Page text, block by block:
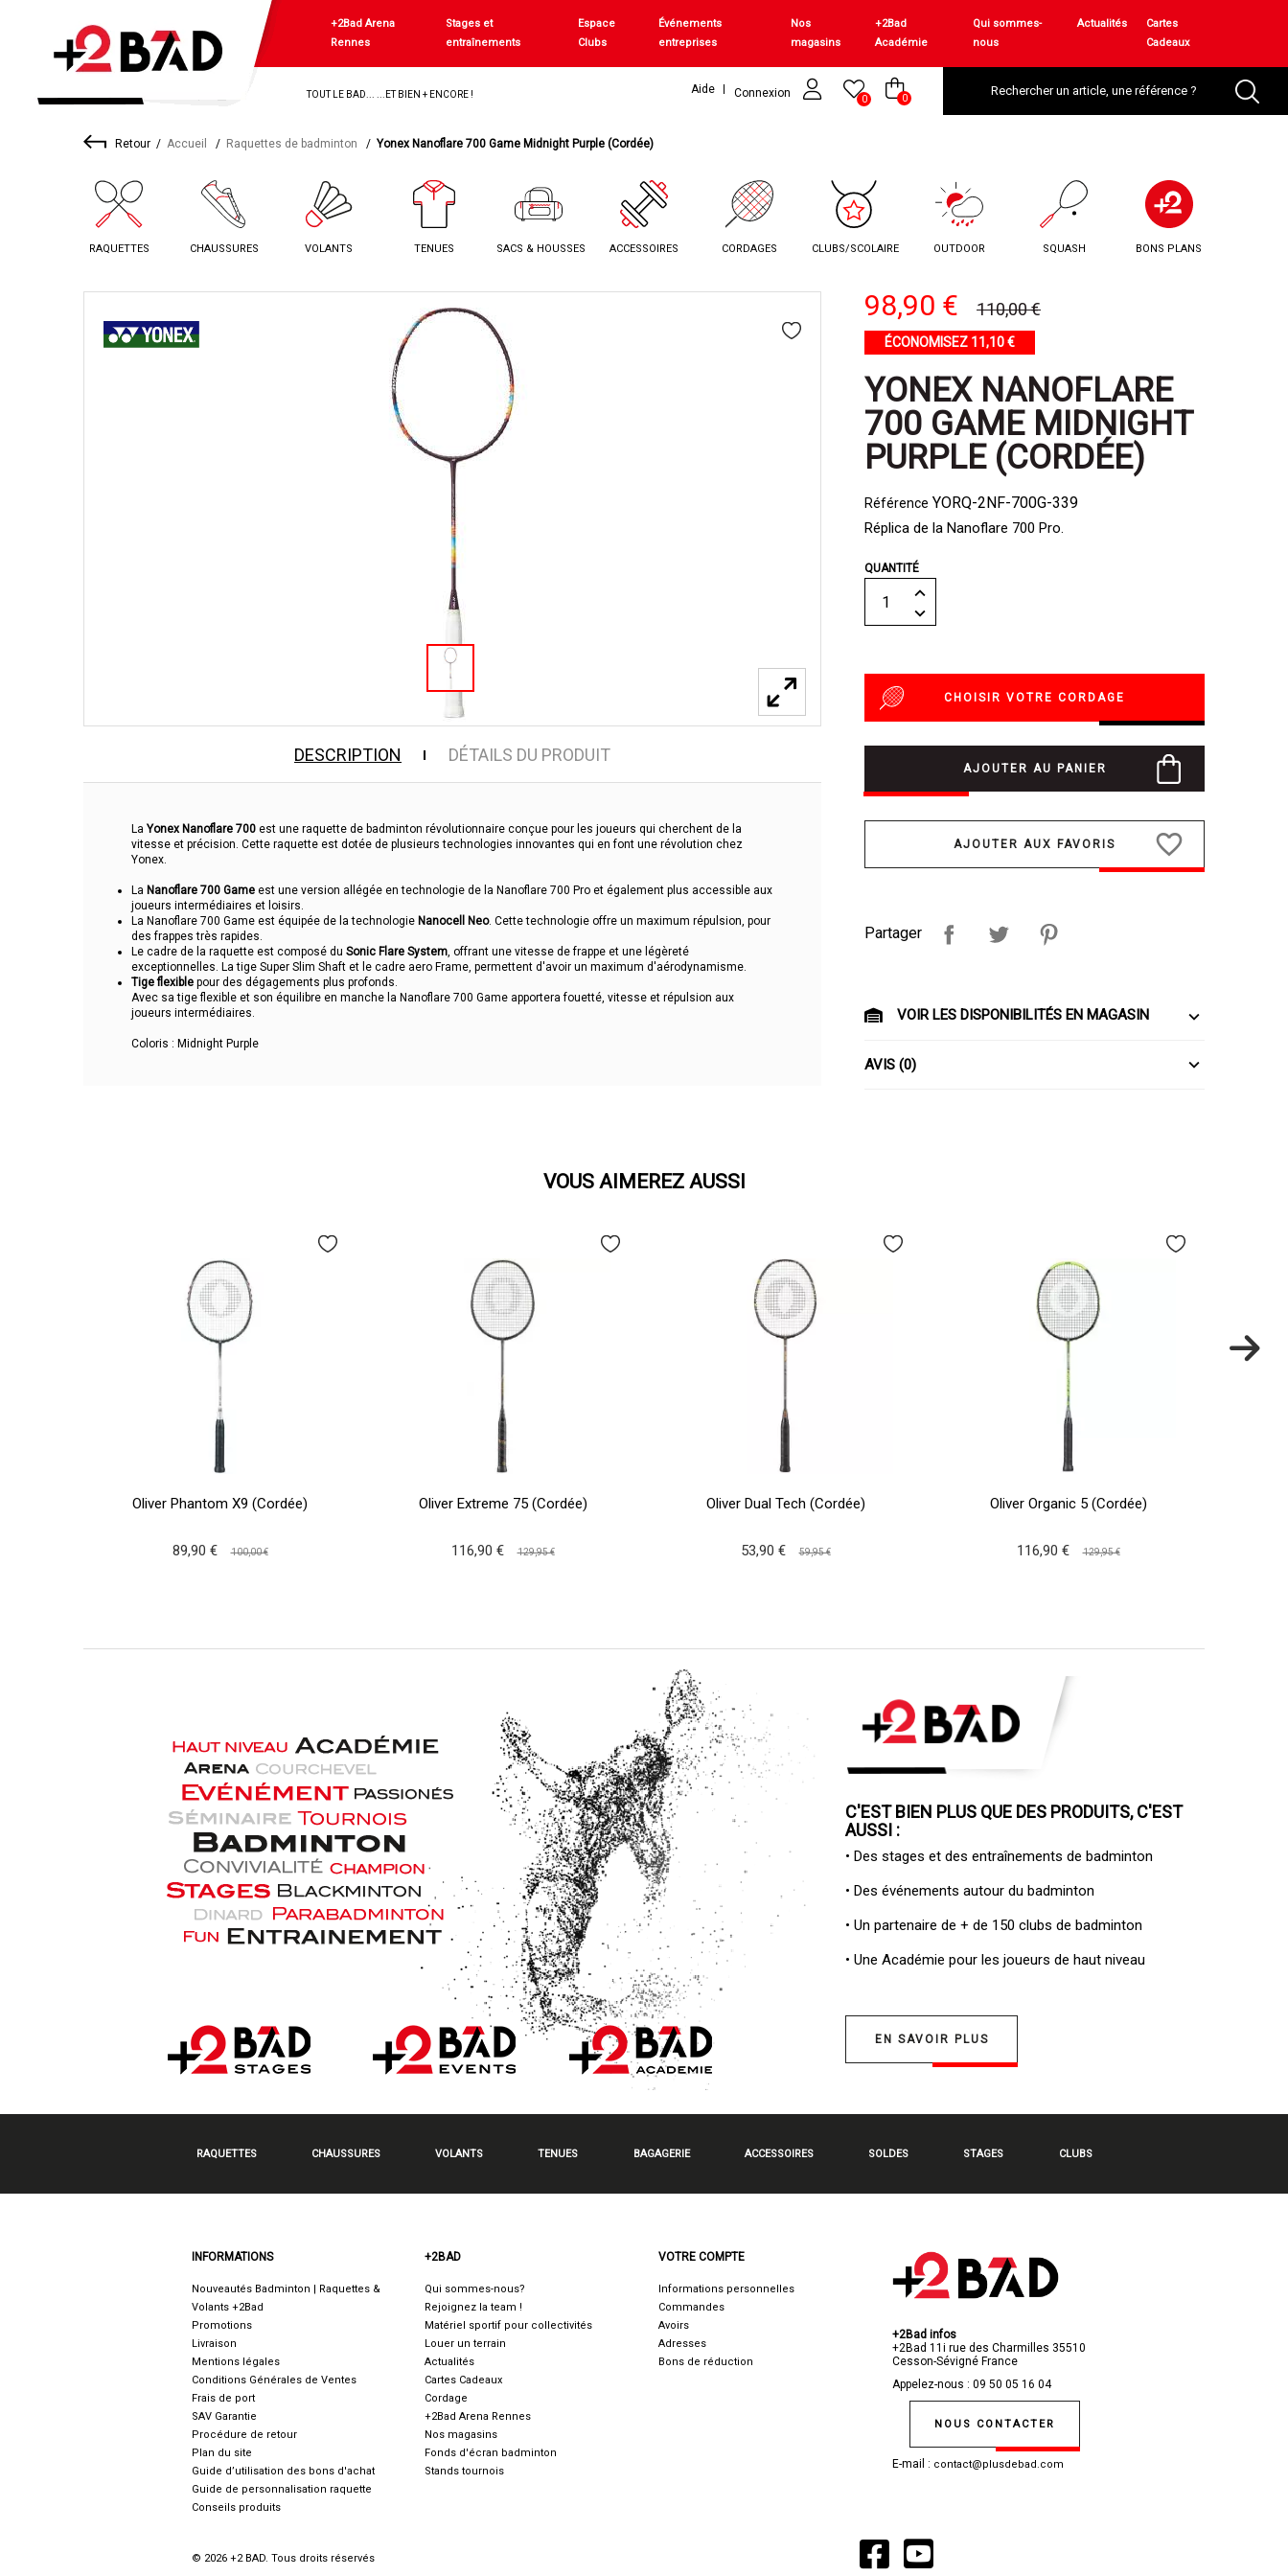
+2Bad Arena
Rennes
Stages et
entraînements
Espace
Clubs
Événements
entreprises
Nos
magasins
+2Bad
Académie
Qui sommes-
nous
Actualités
Cartes
Cadeaux
TOUT LE BAD... ...ET BIEN + ENCORE ! Aide Connexion 0 0
Retour Accueil Raquettes de badminton Yonex Nanoflare 700 Game Midnight Purple (Cordée)
RAQUETTES CHAUSSURES VOLANTS TENUES SACS & HOUSSES ACCESSOIRES CORDAGES CLUBS/SCOLAIRE OUTDOOR SQUASH BONS PLANS
DESCRIPTION DÉTAILS DU PRODUIT
La Yonex Nanoflare 700 est une raquette de badminton révolutionnaire conçue pour les joueurs qui cherchent de la
vitesse et précision. Cette raquette est dotée de plusieurs technologies innovantes qui en font une révolution chez
Yonex.
La Nanoflare 700 Game est une version allégée en technologie de la Nanoflare 700 Pro et également plus accessible aux
joueurs intermédiaires et loisirs.
La Nanoflare 700 Game est équipée de la technologie Nanocell Neo. Cette technologie offre un maximum répulsion, pour
des frappes très rapides.
Le cadre de la raquette est composé du Sonic Flare System, offrant une vitesse de frappe et une légèreté
exceptionnelles. La tige Super Slim Shaft et le cadre aero Frame, permettent d'avoir un maximum d'aérodynamisme.
Tige flexible pour des dégagements plus profonds.
Avec sa tige flexible et son équilibre en manche la Nanoflare 700 Game apportera fouetté, vitesse et répulsion aux
joueurs intermédiaires.
Coloris : Midnight Purple
98,90 € 110,00 €
ÉCONOMISEZ 11,10 €
YONEX NANOFLARE
700 GAME MIDNIGHT
PURPLE (CORDÉE)
Référence YORQ-2NF-700G-339
Réplica de la Nanoflare 700 Pro.
QUANTITÉ
CHOISIR VOTRE CORDAGE
AJOUTER AU PANIER
favorite_border
Partager
VOIR LES DISPONIBILITÉS EN MAGASIN
AVIS (0)
VOUS AIMEREZ AUSSI
Oliver Phantom X9 (Cordée)
89,90 € 100,00 €
Oliver Extreme 75 (Cordée)
116,90 € 129,95 €
Oliver Dual Tech (Cordée)
53,90 € 59,95 €
Oliver Organic 5 (Cordée)
116,90 € 129,95 €
C'EST BIEN PLUS QUE DES PRODUITS, C'EST
AUSSI :
• Des stages et des entraînements de badminton
• Des événements autour du badminton
• Un partenaire de + de 150 clubs de badminton
• Une Académie pour les joueurs de haut niveau
EN SAVOIR PLUS
RAQUETTES CHAUSSURES VOLANTS TENUES BAGAGERIE ACCESSOIRES SOLDES STAGES CLUBS
INFORMATIONS
Nouveautés Badminton | Raquettes &
Volants +2Bad
Promotions
Livraison
Mentions légales
Conditions Générales de Ventes
Frais de port
SAV Garantie
Procédure de retour
Plan du site
Guide d’utilisation des bons d'achat
Guide de personnalisation raquette
Conseils produits
+2BAD
Qui sommes-nous?
Rejoignez la team !
Matériel sportif pour collectivités
Louer un terrain
Actualités
Cartes Cadeaux
Cordage
+2Bad Arena Rennes
Nos magasins
Fonds d'écran badminton
Stands tournois
VOTRE COMPTE
Informations personnelles
Commandes
Avoirs
Adresses
Bons de réduction
+2Bad infos
+2Bad 11i rue des Charmilles 35510
Cesson-Sévigné France
Appelez-nous : 09 50 05 16 04
NOUS CONTACTER
E-mail : contact@plusdebad.com
© 2026 +2 BAD. Tous droits réservés